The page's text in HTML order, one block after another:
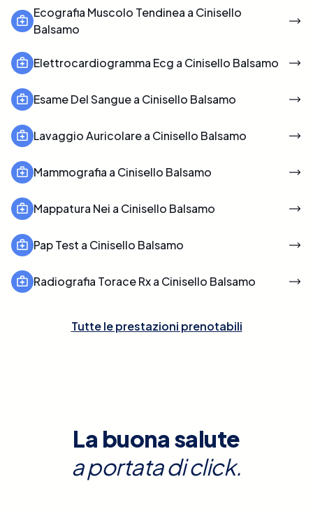
Ecografia Muscolo Tendinea a Cinisello
Balsamo
Elettrocardiogramma Ecg a Cinisello Balsamo
Esame Del Sangue a Cinisello Balsamo
Lavaggio Auricolare a Cinisello Balsamo
Mammografia a Cinisello Balsamo
Mappatura Nei a Cinisello Balsamo
Pap Test a Cinisello Balsamo
Radiografia Torace Rx a Cinisello Balsamo
Tutte le prestazioni prenotabili
La buona salute
a portata di click.